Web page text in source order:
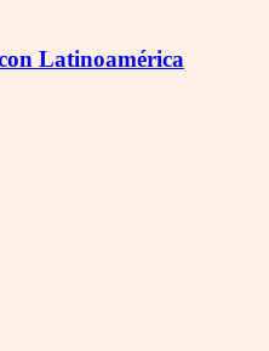
Latinoamérica